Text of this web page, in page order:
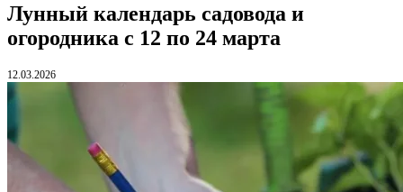
Лунный календарь садовода и
огородника с 12 по 24 марта
12.03.2026